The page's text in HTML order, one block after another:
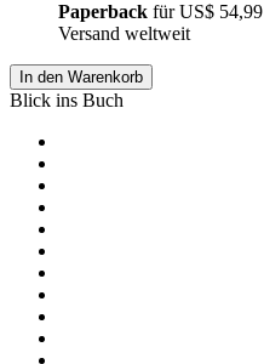
Paperback fürUS$ 54,99
Versand weltweit
In den Warenkorb
Blick ins Buch